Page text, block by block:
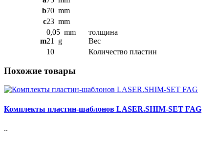
b70 mm
c23 mm
0,05 mm
толщина
m21 g
Вес
10
Количество пластин
Похожие товары
Комплекты пластин-шаблонов LASER.SHIM-SET FAG
..